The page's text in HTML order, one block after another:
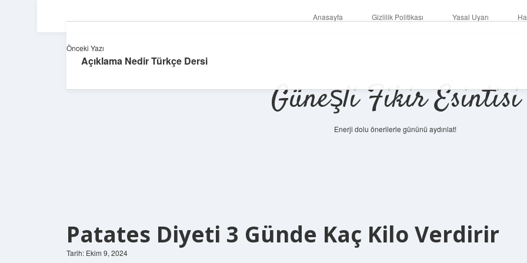
Anasayfa Gizlilik Politikası Yasal Uyarı
Güneşli Fikir Esintisi
Enerji dolu önerilerle gününü aydınlat!
Patates Diyeti 3 Günde Kaç Kilo Verdirir
Tarih: Ekim 9, 2024
Önceki Yazı
Açıklama Nedir Türkçe Dersi